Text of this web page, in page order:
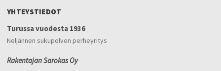
YHTEYSTIEDOT
Turussa vuodesta 1936
Neljännen sukupolven perheyritys
Rakentajan Sarokas Oy